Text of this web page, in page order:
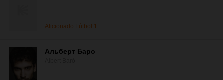
Aficionado Fútbol 1
Альберт Баро